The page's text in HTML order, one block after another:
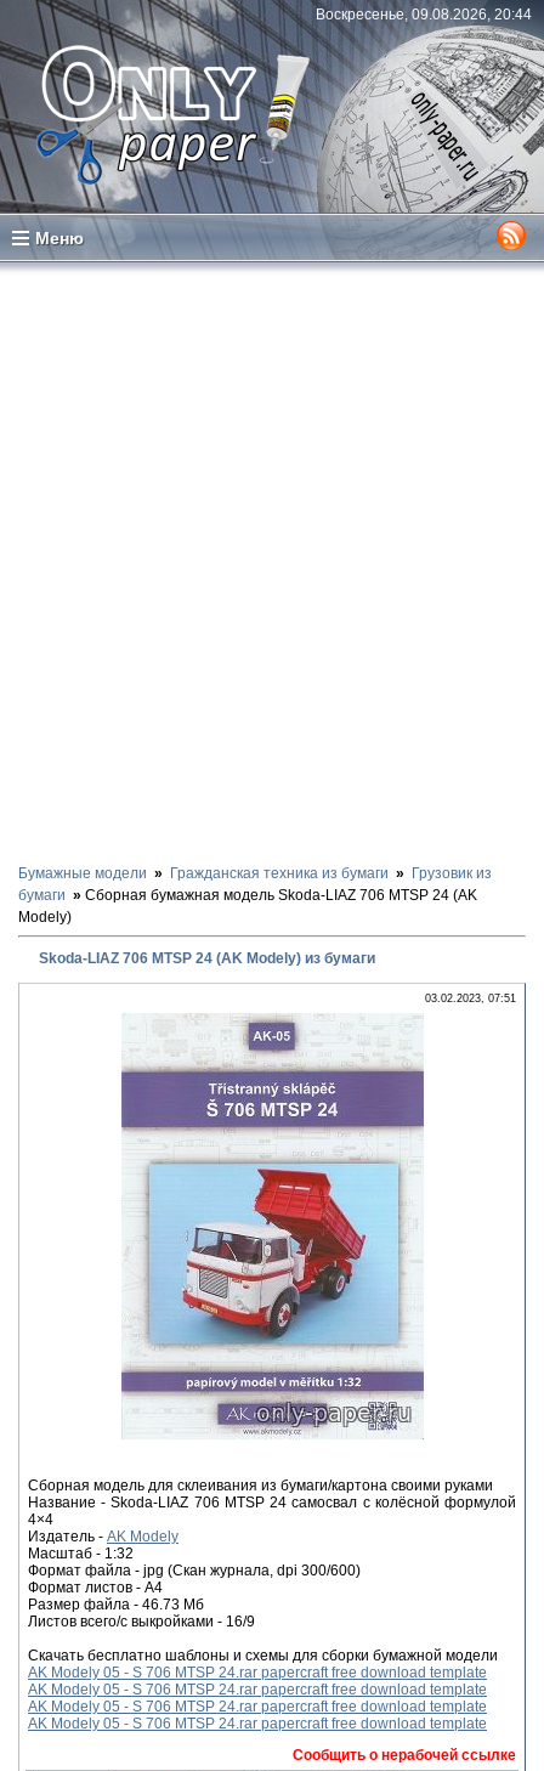
Воскресенье, 09.08.2026, 20:44
Меню
Бумажные модели Гражданская техника из бумаги
Грузовик из
бумаги
Сборная бумажная модель Skoda-LIAZ 706 MTSP 24 (AK
Modely)
Skoda-LIAZ 706 MTSP 24 (AK Modely) из бумаги
03.02.2023, 07:51
Сборная модель для склеивания из бумаги/картона своими руками
Название - Skoda-LIAZ 706 MTSP 24 самосвал с колёсной формулой
4×4
Издатель - AK Modely
Масштаб - 1:32
Формат файла - jpg (Скан журнала, dpi 300/600)
Формат листов - A4
Размер файла - 46.73 Мб
Листов всего/с выкройками - 16/9
Скачать бесплатно шаблоны и схемы для сборки бумажной модели
AK Modely 05 - S 706 MTSP 24.rar papercraft free download template
AK Modely 05 - S 706 MTSP 24.rar papercraft free download template
AK Modely 05 - S 706 MTSP 24.rar papercraft free download template
AK Modely 05 - S 706 MTSP 24.rar papercraft free download template
Сообщить о нерабочей ссылке